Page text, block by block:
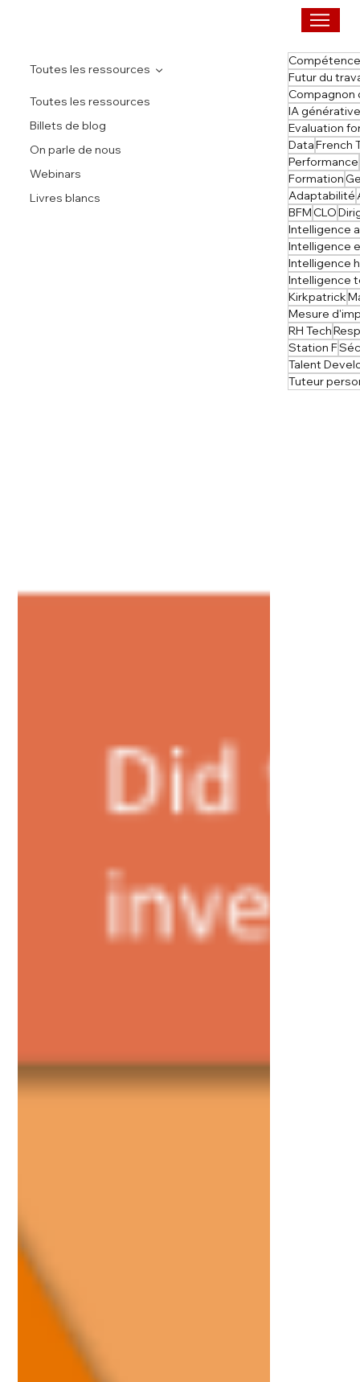
Toutes les ressources
Billets de blog
On parle de nous
Webinars
Livres blancs
Toutes les ressources
Futur du
IA
Evaluation
DataFrench
Performance
Formation
Adaptabilité
BFM CLO
Intelligence
Intelligence
Intelligence
Intelligence
Kirkpatrick
Mesure
RH Tech
Station F
Talent
Tuteur